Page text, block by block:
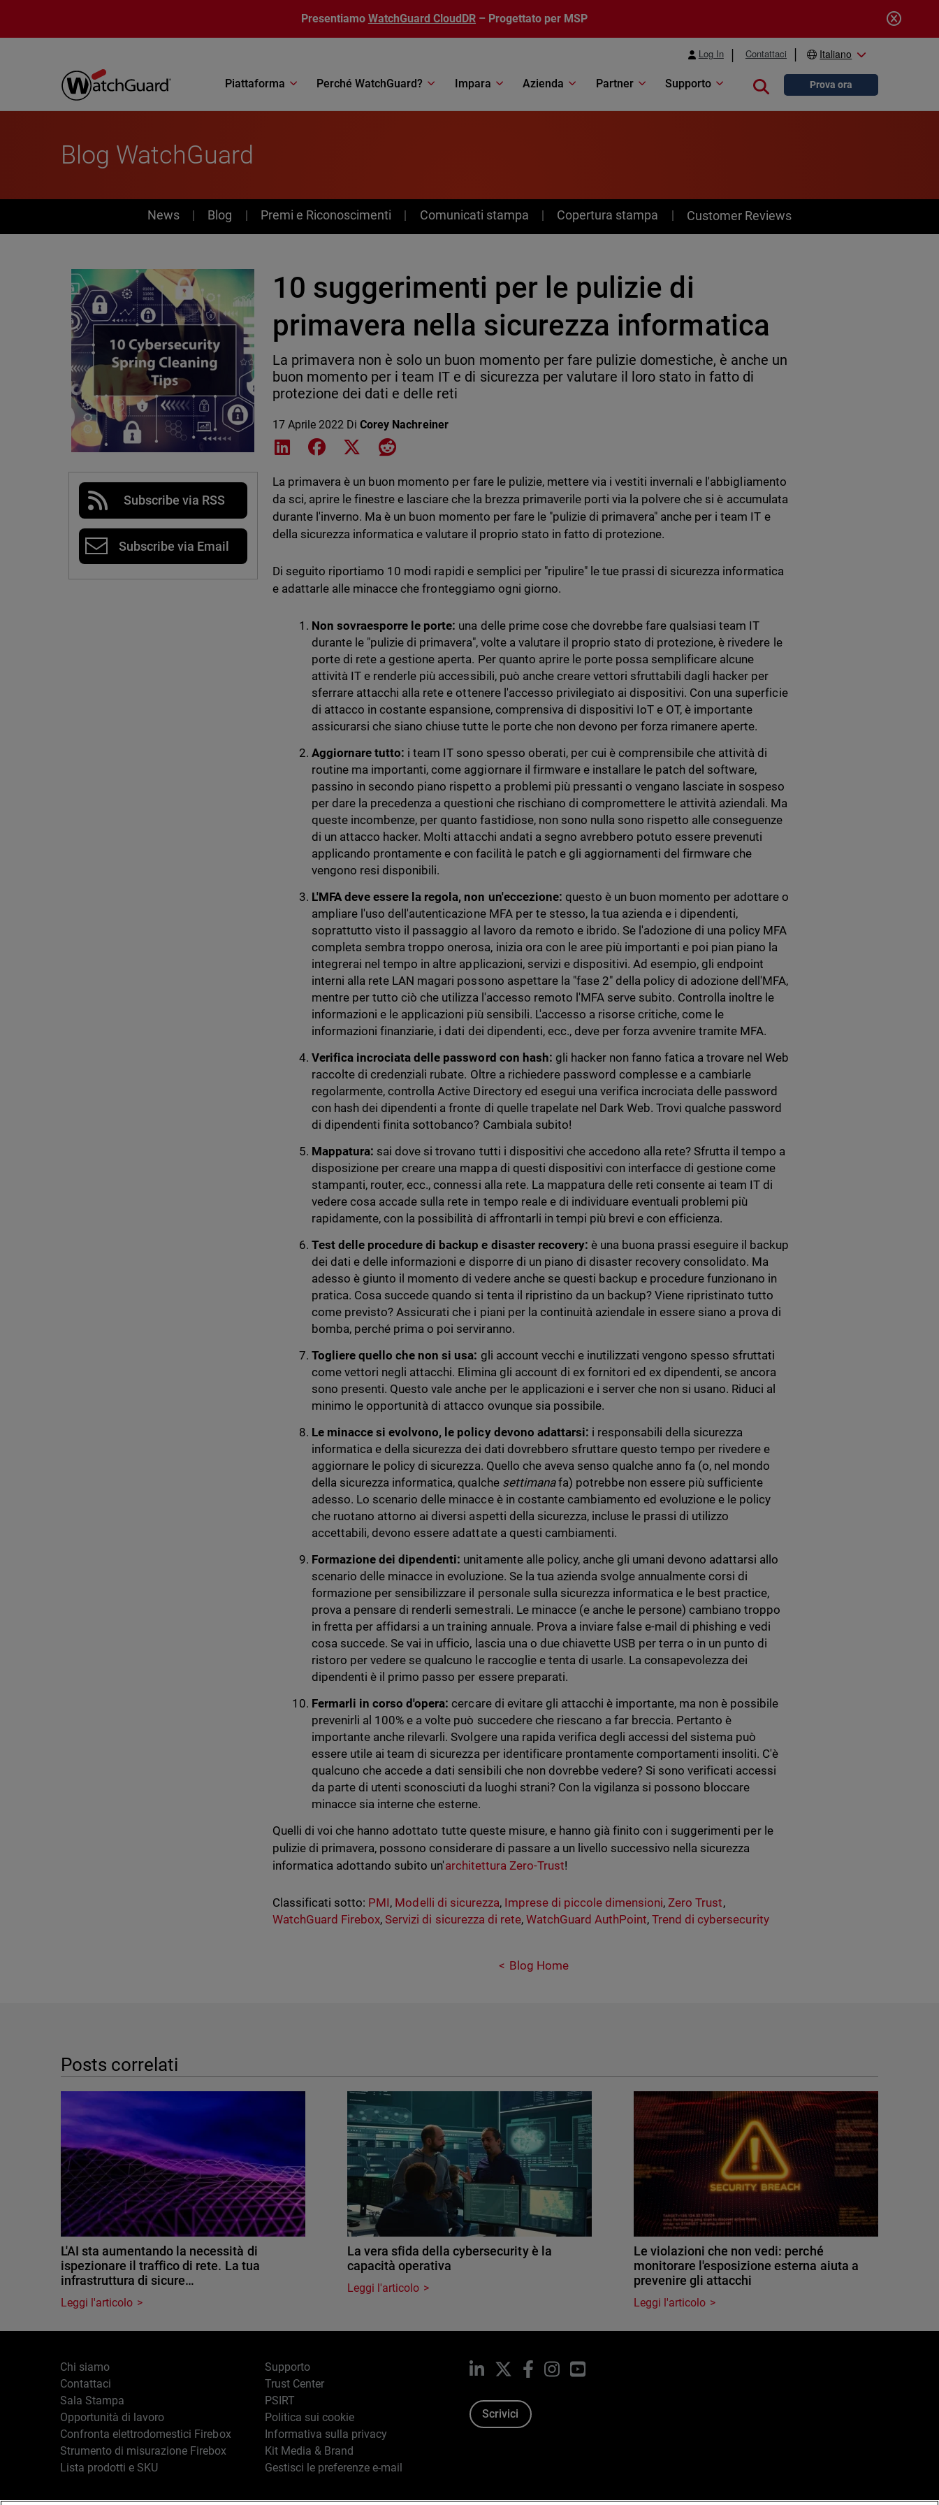
Presentiamo WatchGuard CloudDR – Progettato per MSP
Log In Contattaci Italiano
Piattaforma Perché WatchGuard? Impara Azienda Partner Supporto Close searchProva ora
Blog WatchGuard
News
News Blog Premi e Riconoscimenti Comunicati stampa Copertura stampa Customer Reviews
Subscribe via RSS
Subscribe via Email
10 suggerimenti per le pulizie di
primavera nella sicurezza informatica
La primavera non è solo un buon momento per fare pulizie domestiche, è anche un
buon momento per i team IT e di sicurezza per valutare il loro stato in fatto di
protezione dei dati e delle reti
17 Aprile 2022 DiCorey Nachreiner
Share on LinkedIn
Share on Facebook
Share on XShare on Reddit
La primavera è un buon momento per fare le pulizie, mettere via i vestiti invernali e l'abbigliamento
da sci, aprire le finestre e lasciare che la brezza primaverile porti via la polvere che si è accumulata
durante l'inverno. Ma è un buon momento per fare le "pulizie di primavera" anche per i team IT e
della sicurezza informatica e valutare il proprio stato in fatto di protezione.
Di seguito riportiamo 10 modi rapidi e semplici per "ripulire" le tue prassi di sicurezza informatica
e adattarle alle minacce che fronteggiamo ogni giorno.
Non sovraesporre le porte: una delle prime cose che dovrebbe fare qualsiasi team IT
durante le "pulizie di primavera", volte a valutare il proprio stato di protezione, è rivedere le
porte di rete a gestione aperta. Per quanto aprire le porte possa semplificare alcune
attività IT e renderle più accessibili, può anche creare vettori sfruttabili dagli hacker per
sferrare attacchi alla rete e ottenere l'accesso privilegiato ai dispositivi. Con una superficie
di attacco in costante espansione, comprensiva di dispositivi IoT e OT, è importante
assicurarsi che siano chiuse tutte le porte che non devono per forza rimanere aperte.
Aggiornare tutto: i team IT sono spesso oberati, per cui è comprensibile che attività di
routine ma importanti, come aggiornare il firmware e installare le patch del software,
passino in secondo piano rispetto a problemi più pressanti o vengano lasciate in sospeso
per dare la precedenza a questioni che rischiano di compromettere le attività aziendali. Ma
queste incombenze, per quanto fastidiose, non sono nulla sono rispetto alle conseguenze
di un attacco hacker. Molti attacchi andati a segno avrebbero potuto essere prevenuti
applicando prontamente e con facilità le patch e gli aggiornamenti del firmware che
vengono resi disponibili.
L'MFA deve essere la regola, non un'eccezione: questo è un buon momento per adottare o
ampliare l'uso dell'autenticazione MFA per te stesso, la tua azienda e i dipendenti,
soprattutto visto il passaggio al lavoro da remoto e ibrido. Se l'adozione di una policy MFA
completa sembra troppo onerosa, inizia ora con le aree più importanti e poi pian piano la
integrerai nel tempo in altre applicazioni, servizi e dispositivi. Ad esempio, gli endpoint
interni alla rete LAN magari possono aspettare la "fase 2" della policy di adozione dell'MFA,
mentre per tutto ciò che utilizza l'accesso remoto l'MFA serve subito. Controlla inoltre le
informazioni e le applicazioni più sensibili. L'accesso a risorse critiche, come le
informazioni finanziarie, i dati dei dipendenti, ecc., deve per forza avvenire tramite MFA.
Verifica incrociata delle password con hash: gli hacker non fanno fatica a trovare nel Web
raccolte di credenziali rubate. Oltre a richiedere password complesse e a cambiarle
regolarmente, controlla Active Directory ed esegui una verifica incrociata delle password
con hash dei dipendenti a fronte di quelle trapelate nel Dark Web. Trovi qualche password
di dipendenti finita sottobanco? Cambiala subito!
Mappatura: sai dove si trovano tutti i dispositivi che accedono alla rete? Sfrutta il tempo a
disposizione per creare una mappa di questi dispositivi con interfacce di gestione come
stampanti, router, ecc., connessi alla rete. La mappatura delle reti consente ai team IT di
vedere cosa accade sulla rete in tempo reale e di individuare eventuali problemi più
rapidamente, con la possibilità di affrontarli in tempi più brevi e con efficienza.
Test delle procedure di backup e disaster recovery: è una buona prassi eseguire il backup
dei dati e delle informazioni e disporre di un piano di disaster recovery consolidato. Ma
adesso è giunto il momento di vedere anche se questi backup e procedure funzionano in
pratica. Cosa succede quando si tenta il ripristino da un backup? Viene ripristinato tutto
come previsto? Assicurati che i piani per la continuità aziendale in essere siano a prova di
bomba, perché prima o poi serviranno.
Togliere quello che non si usa: gli account vecchi e inutilizzati vengono spesso sfruttati
come vettori negli attacchi. Elimina gli account di ex fornitori ed ex dipendenti, se ancora
sono presenti. Questo vale anche per le applicazioni e i server che non si usano. Riduci al
minimo le opportunità di attacco ovunque sia possibile.
Le minacce si evolvono, le policy devono adattarsi: i responsabili della sicurezza
informatica e della sicurezza dei dati dovrebbero sfruttare questo tempo per rivedere e
aggiornare le policy di sicurezza. Quello che aveva senso qualche anno fa (o, nel mondo
della sicurezza informatica, qualche settimanafa) potrebbe non essere più sufficiente
adesso. Lo scenario delle minacce è in costante cambiamento ed evoluzione e le policy
che ruotano attorno ai diversi aspetti della sicurezza, incluse le prassi di utilizzo
accettabili, devono essere adattate a questi cambiamenti.
Formazione dei dipendenti: unitamente alle policy, anche gli umani devono adattarsi allo
scenario delle minacce in evoluzione. Se la tua azienda svolge annualmente corsi di
formazione per sensibilizzare il personale sulla sicurezza informatica e le best practice,
prova a pensare di renderli semestrali. Le minacce (e anche le persone) cambiano troppo
in fretta per affidarsi a un training annuale. Prova a inviare false e-mail di phishing e vedi
cosa succede. Se vai in ufficio, lascia una o due chiavette USB per terra o in un punto di
ristoro per vedere se qualcuno le raccoglie e tenta di usarle. La consapevolezza dei
dipendenti è il primo passo per essere preparati.
Fermarli in corso d'opera:cercare di evitare gli attacchi è importante, ma non è possibile
prevenirli al 100% e a volte può succedere che riescano a far breccia. Pertanto è
importante anche rilevarli. Svolgere una rapida verifica degli accessi del sistema può
essere utile ai team di sicurezza per identificare prontamente comportamenti insoliti. C'è
qualcuno che accede a dati sensibili che non dovrebbe vedere? Si sono verificati accessi
da parte di utenti sconosciuti da luoghi strani? Con la vigilanza si possono bloccare
minacce sia interne che esterne.
Quelli di voi che hanno adottato tutte queste misure, e hanno già finito con i suggerimenti per le
pulizie di primavera, possono considerare di passare a un livello successivo nella sicurezza
informatica adottando subito un'architettura Zero-Trust!
Classificati sotto: PMI, Modelli di sicurezza, Imprese di piccole dimensioni,Zero Trust,
WatchGuard Firebox,Servizi di sicurezza di rete, WatchGuard AuthPoint,Trend di cybersecurity
Blog Home
Posts correlati
L'AI sta aumentando la necessità di
ispezionare il traffico di rete. La tua
infrastruttura di sicure…
Leggi l'articolo
La vera sfida della cybersecurity è la
capacità operativa
Leggi l'articolo
Le violazioni che non vedi: perché
monitorare l'esposizione esterna aiuta a
prevenire gli attacchi
Leggi l'articolo
Chi siamo
Contattaci
Sala Stampa
Opportunità di lavoro
Confronta elettrodomestici Firebox
Strumento di misurazione Firebox
Lista prodotti e SKU
Supporto
Trust Center
PSIRT
Politica sui cookie
Informativa sulla privacy
Kit Media & Brand
Gestisci le preferenze e-mail
LinkedIn Facebook
InstagramYouTube
Scrivici